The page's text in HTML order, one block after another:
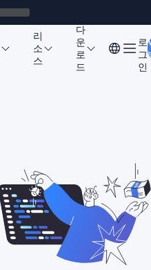
리
소
스
다
운
로
드
로
그
인